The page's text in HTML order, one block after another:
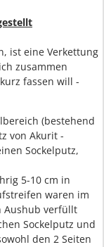
ist eine Verkettung
zusammen
fassen will -
(bestehend
von Akurit -
Sockelputz,
5-10 cm in
waren im
Aushub verfüllt
Sockelputz und
den 2 Seiten